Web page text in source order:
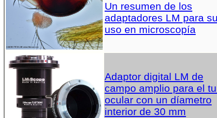
Un resumen de los
adaptadores LM para
uso en microscopía
Adaptor digital LM de
campo amplio para el
ocular con un díametro
interior de 30 mm